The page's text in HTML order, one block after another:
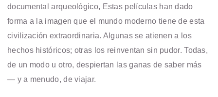
documental arqueológico, Estas películas han dado
forma a la imagen que el mundo moderno tiene de esta
civilización extraordinaria. Algunas se atienen a los
hechos históricos; otras los reinventan sin pudor. Todas,
de un modo u otro, despiertan las ganas de saber más
— y a menudo, de viajar.